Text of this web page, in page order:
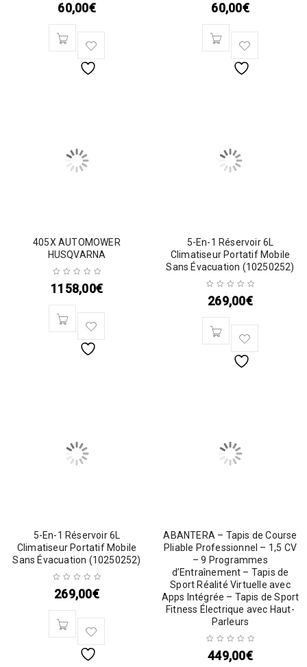
60,00€ 60,00€
405X AUTOMOWER
HUSQVARNA
1158,00€
5-En-1 Réservoir 6L
Climatiseur Portatif Mobile
Sans Évacuation (10250252)
269,00€
5-En-1 Réservoir 6L
Climatiseur Portatif Mobile
Sans Évacuation (10250252)
269,00€
ABANTERA – Tapis de Course
Pliable Professionnel – 1,5 CV
– 9 Programmes
d’Entraînement – Tapis de
Sport Réalité Virtuelle avec
Apps Intégrée – Tapis de Sport
Fitness Électrique avec Haut-
Parleurs
449,00€